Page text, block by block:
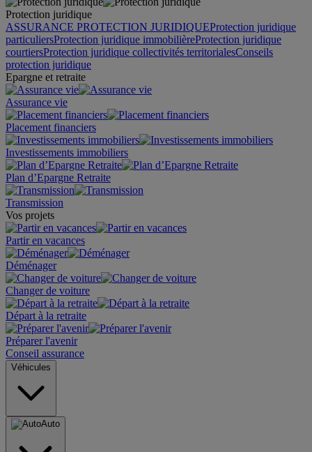
Protection juridique
ASSURANCE PROTECTION JURIDIQUEProtection juridique
particuliersProtection juridique immobilièreProtection juridique
courtiersProtection juridique collectivités territorialesConseils
protection juridique
Epargne et retraite
Assurance vie
Placement financiers
Investissements immobiliers
Plan d’Epargne Retraite
Transmission
Vos projets
Partir en vacances
Déménager
Changer de voiture
Départ à la retraite
Préparer l'avenir
Conseil assurance
Véhicules
Auto